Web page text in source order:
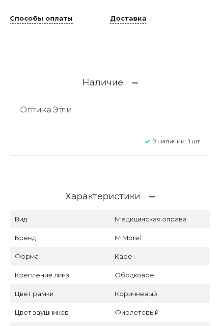
Способы оплаты Доставка
Наличие
Оптика Этли
В наличии: 1 шт
Характеристики
Вид Медицинская оправа
Бренд M Morel
Форма Каре
Крепление линз Ободковое
Цвет рамки Коричневый
Цвет заушников Фиолетовый